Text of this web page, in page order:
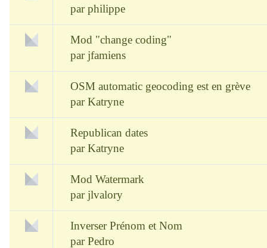
parphilippe
Mod "change coding"
parjfamiens
OSM automatic geocoding est en grève
parKatryne
Republican dates
parKatryne
Mod Watermark
parjlvalory
Inverser Prénom et Nom
parPedro